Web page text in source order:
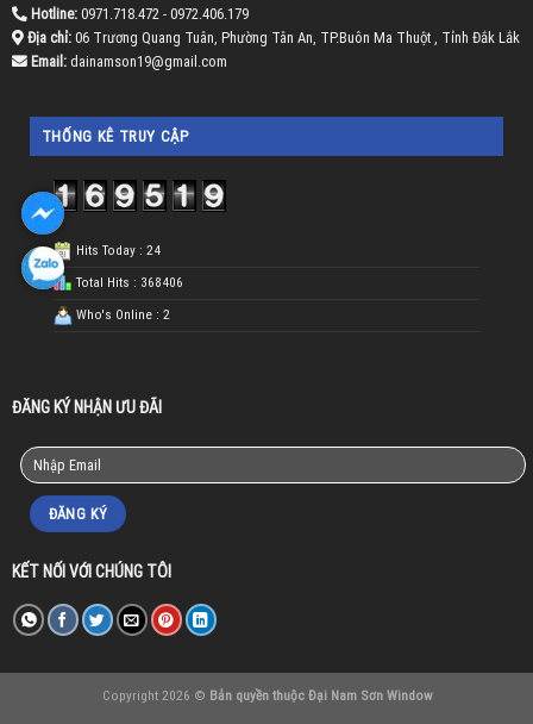
Hotline:0971.718.472 - 0972.406.179
Địa chỉ:06 Trương Quang Tuân, Phường Tân An, TP.Buôn Ma Thuột , Tỉnh Đắk Lắk
Email:dainamson19@gmail.com
THỐNG KÊ TRUY CẬP
Hits Today : 24
Total Hits : 368406
Who's Online : 2
ĐĂNG KÝ NHẬN ƯU ĐÃI
KẾT NỐI VỚI CHÚNG TÔI
Copyright 2026 © Bản quyền thuộc Đại Nam Sơn Window